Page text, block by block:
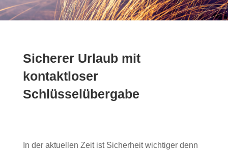
Sicherer Urlaub mit
kontaktloser
Schlüsselübergabe
In der aktuellen Zeit ist Sicherheit wichtiger denn